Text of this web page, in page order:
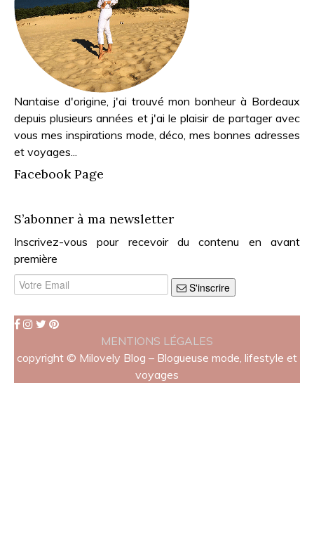
Nantaise d'origine, j'ai trouvé mon bonheur à Bordeaux
depuis plusieurs années et j'ai le plaisir de partager avec
vous mes inspirations mode, déco, mes bonnes adresses
et voyages...
Facebook Page
S’abonner à ma newsletter
Inscrivez-vous pour recevoir du contenu en avant
première
S'inscrire
MENTIONS LÉGALES
copyright © Milovely Blog – Blogueuse mode, lifestyle et
voyages